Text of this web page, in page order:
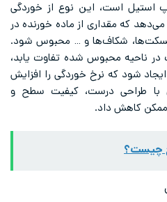
استیل است، این نوع از خوردگی
که مقداری از ماده خورنده در
گسکت‌ها، شکاف‌ها و … محبوس شود.
ناحیه محبوس شده تفاوت یابد،
شود که نرخ خوردگی را افزایش
با طراحی درست، کیفیت سطح و
ممکن کاهش داد.
چیست؟